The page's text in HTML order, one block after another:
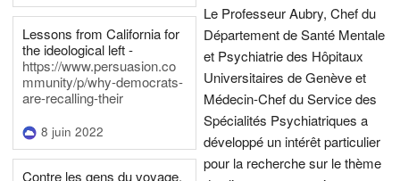
Lessons from California for
the ideological left -
https://www.persuasion.co
mmunity/p/why-democrats-
are-recalling-their
8 juin 2022
Contre les gens du voyage,
Le Professeur Aubry, Chef du
Département de Santé Mentale
et Psychiatrie des Hôpitaux
Universitaires de Genève et
Médecin-Chef du Service des
Spécialités Psychiatriques a
développé un intérêt particulier
pour la recherche sur le thème